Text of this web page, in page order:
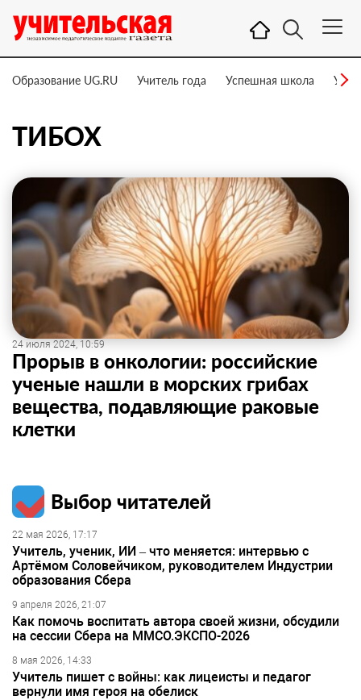
Образование UG.RU Учитель года Успешная школа
ТИБОХ
24 июля 2024, 10:59
Прорыв в онкологии: российские
ученые нашли в морских грибах
вещества, подавляющие раковые
клетки
Выбор читателей
22 мая 2026, 17:17
Учитель, ученик, ИИ – что меняется: интервью с
Артёмом Соловейчиком, руководителем Индустрии
образования Сбера
9 апреля 2026, 21:07
Как помочь воспитать автора своей жизни, обсудили
на сессии Сбера на ММСО.ЭКСПО-2026
8 мая 2026, 14:33
Учитель пишет с войны: как лицеисты и педагог
вернули имя героя на обелиск